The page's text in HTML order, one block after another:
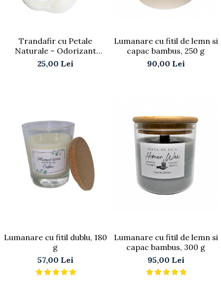
Trandafir cu Petale
Naturale – Odorizant
Artizanal din ceara de soia,
25,00 Lei
Lumanare cu fitil de lemn si
capac bambus, 250 g
90,00 Lei
Lumanare cu fitil dublu, 180
g
57,00 Lei
Lumanare cu fitil de lemn si
capac bambus, 300 g
95,00 Lei